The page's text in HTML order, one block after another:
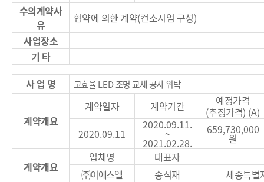
수의계약사
유
협약에 의한 계약(컨소시엄 구성)
사업장소
기 타
사 업 명
고효율LED조명 교체 공사 위탁
계약개요
계약일자 계약기간
예정가격
(추정가격) (A)
2020.09.11
2020.09.11.
~
2021.02.28.
659,730,000
원
계약개요
업체명
대표자
㈜이에스엘 송석재
세종특별